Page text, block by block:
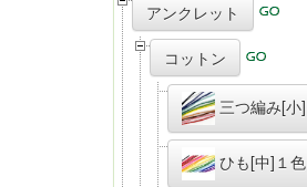
アンクレット
コットン
三つ編み[小]
ひも[中]１色